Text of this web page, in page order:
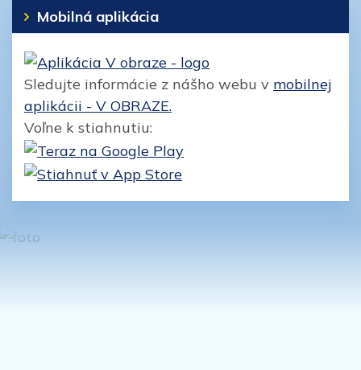
Mobilná aplikácia
Sledujte informácie z nášho webu v mobilnej
aplikácii - V OBRAZE.
Voľne k stiahnutiu: